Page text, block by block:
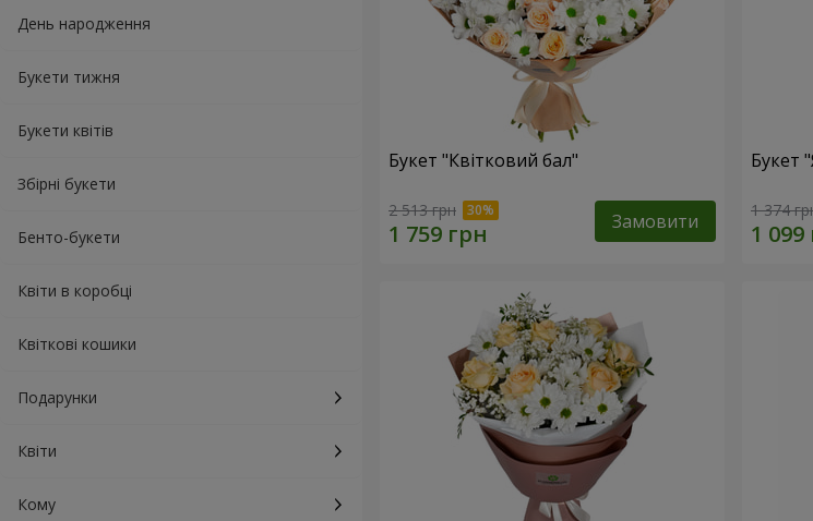
День народження
Букети тижня
Букети квітів
Збірні букети
Бенто-букети
Квіти в коробці
Квіткові кошики
Подарунки
Квіти
Кому
Букет "Квітковий бал"
2 513 грн Замовити
Букет
1 374